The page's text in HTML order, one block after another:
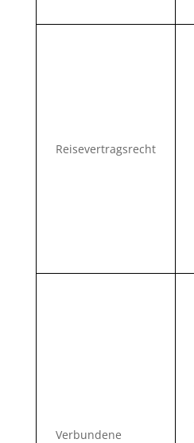
Reisevertragsrecht
Verbundene